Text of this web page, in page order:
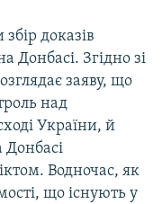
доказів
Донбасі. Згідно зі
заяву, що
над
України, й
Донбасі
Водночас, як
що існують у